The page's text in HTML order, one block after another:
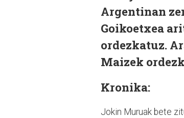
Argentinan
Goikoetxea
ordezkatuz.
Maizek
Kronika:
Jokin Muruak bete